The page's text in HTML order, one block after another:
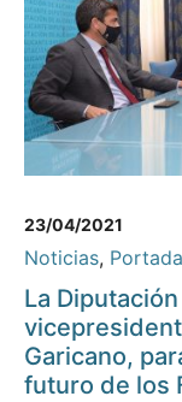
23/04/2021
Noticias, Portada
La
Garicano,
futuro de los